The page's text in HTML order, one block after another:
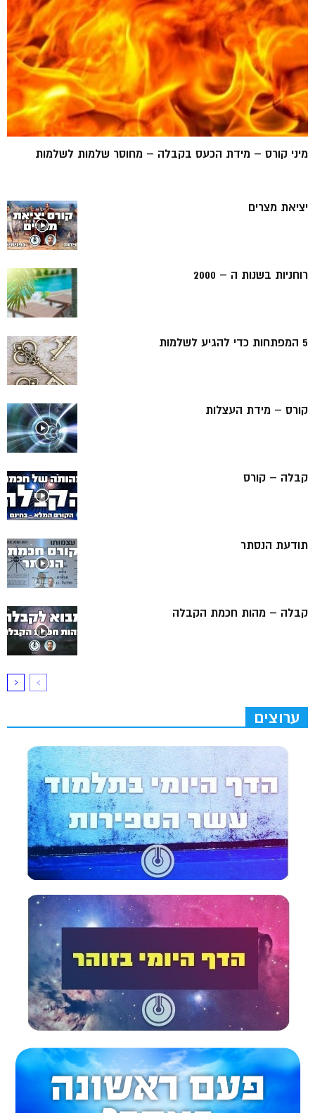
מיני קורס – מידת הכעס בקבלה – מחוסר שלמות לשלמות
יציאת מצרים
רוחניות בשנות ה – 2000
5 המפתחות כדי להגיע לשלמות
קורס – מידת העצלות
קבלה – קורס
תודעת הנסתר
קבלה – מהות חכמת הקבלה
ערוצים